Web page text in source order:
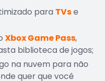
para TVse
Xbox Game Pass,
biblioteca de jogos;
na nuvem para não
quer que você